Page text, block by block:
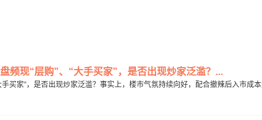
频现“层购”、“大手买家”，是否出现炒家泛滥？...
手买家”，是否出现炒家泛滥？事实上，楼市气氛持续向好，配合撤辣后入市成